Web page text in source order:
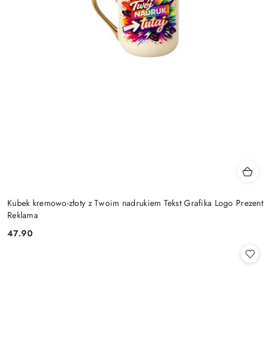
Kubek kremowo-złoty z Twoim nadrukiem Tekst Grafika Logo Prezent
Reklama
Cena:
47.90